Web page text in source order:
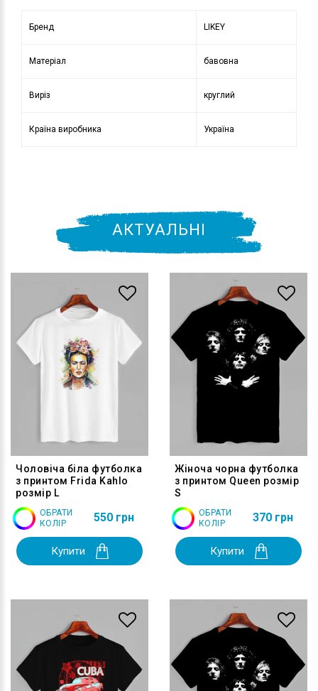
Бренд LIKEY
Матеріал бавовна
Виріз круглий
Країна виробника Україна
АКТУАЛЬНІ
Чоловіча біла футболка
з принтом Frida Kahlo
розмір L
ОБРАТИ
КОЛІР
550 грн
Купити
Жіноча чорна футболка
з принтом Queen розмір
S
ОБРАТИ
КОЛІР
370 грн
Купити